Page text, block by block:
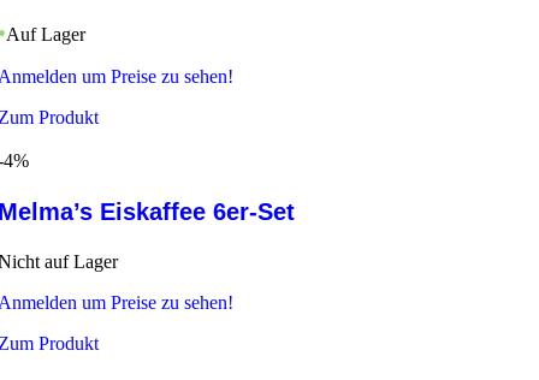
Auf Lager
um Preise zu sehen!
Produkt
4%
Eiskaffee 6er-Set
auf Lager
um Preise zu sehen!
Produkt